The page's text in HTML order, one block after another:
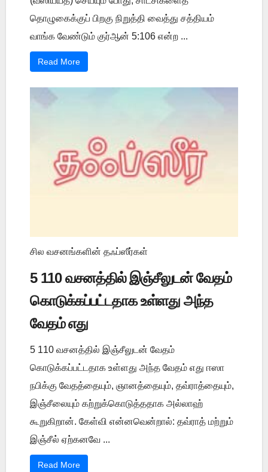
தொழுகைக்குப் பிறகு நிறுத்தி வைத்து சத்தியம்
வாங்க வேண்டும் குர்ஆன் 5:106 என்ற ...
Read More
சில வசனங்களின் தஃப்ஸீர்கள்
5 110 வசனத்தில் இஞ்சீலுடன் வேதம்
கொடுக்கப்பட்டதாக உள்ளது அந்த
வேதம் எது
5 110 வசனத்தில் இஞ்சீலுடன் வேதம்
கொடுக்கப்பட்டதாக உள்ளது அந்த வேதம் எது ஈஸா
நபிக்கு வேதத்தையும், ஞானத்தையும், தவ்ராத்தையும்,
இஞ்சீலையும் கற்றுக்கொடுத்ததாக அல்லாஹ்
கூறுகிறான். கேள்வி என்னவென்றால்: தவ்ராத் மற்றும்
இஞ்சீல் ஏற்கனவே ...
Read More